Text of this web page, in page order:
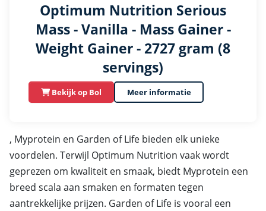
Optimum Nutrition Serious
Mass - Vanilla - Mass Gainer -
Weight Gainer - 2727 gram (8
servings)
Bekijk op Bol Meer informatie
, Myprotein en Garden of Life bieden elk unieke
voordelen. Terwijl Optimum Nutrition vaak wordt
geprezen om kwaliteit en smaak, biedt Myprotein een
breed scala aan smaken en formaten tegen
aantrekkelijke prijzen. Garden of Life is vooral een